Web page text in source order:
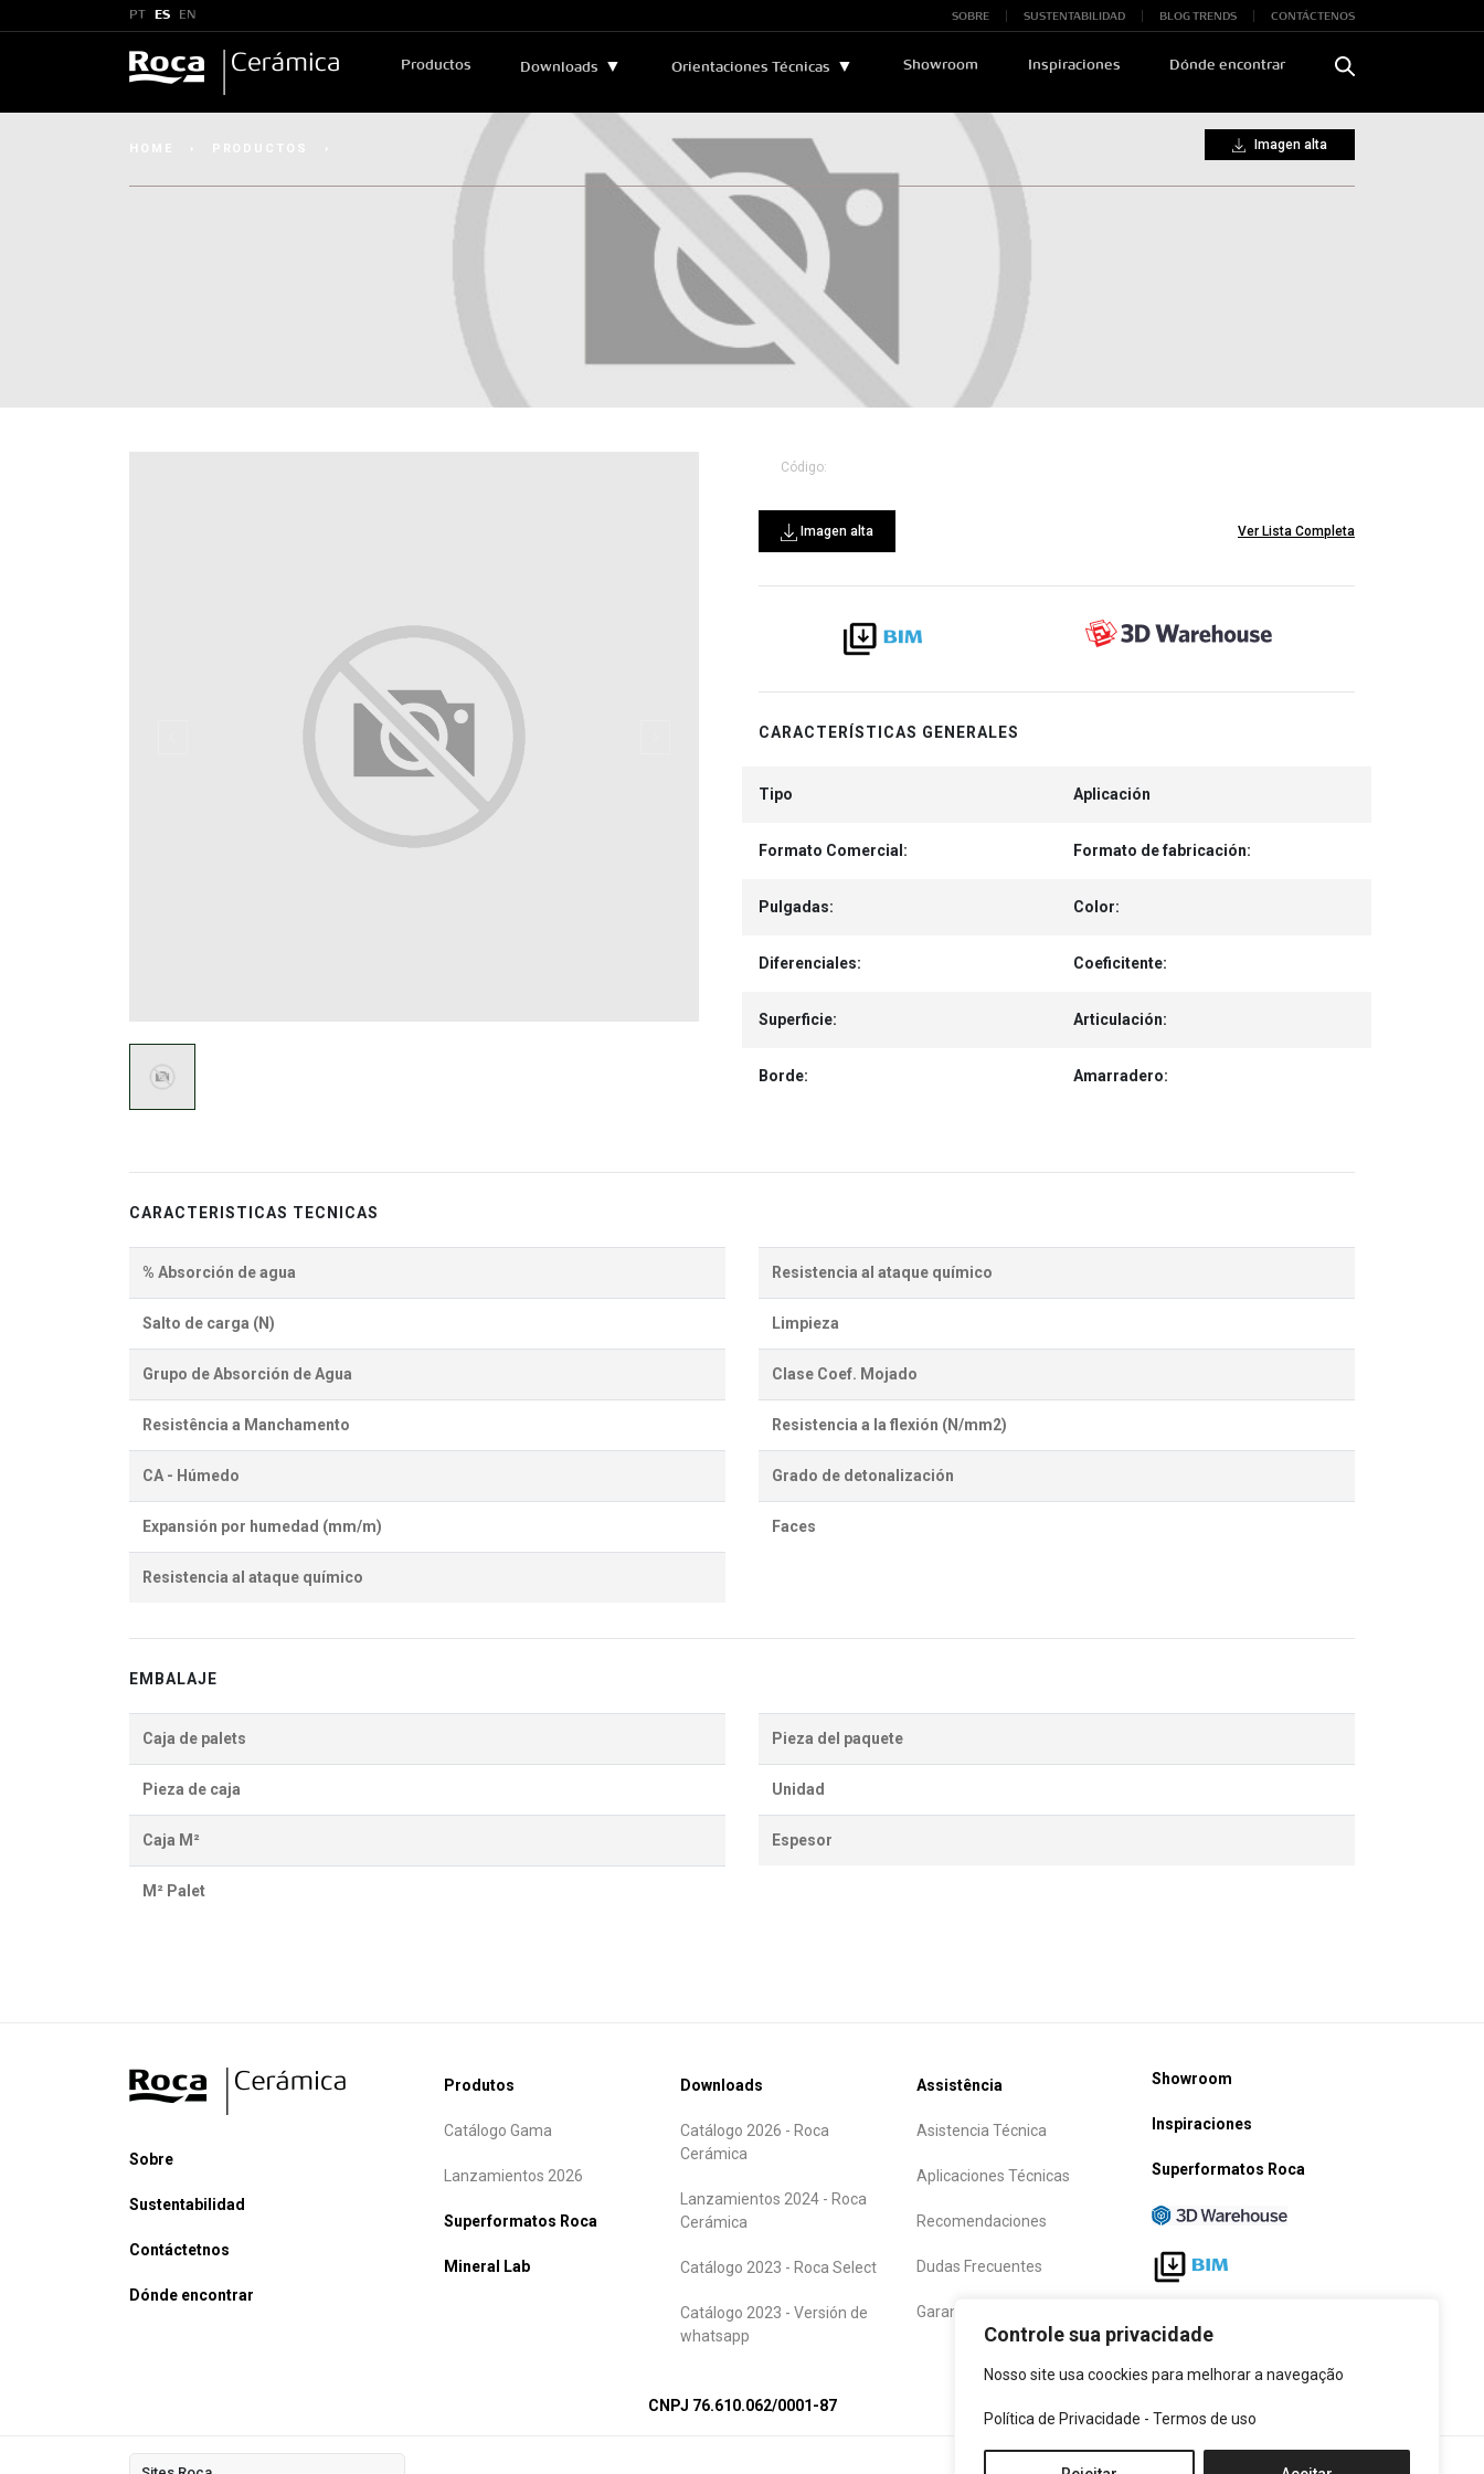
Controle sua privacidade
Nosso site usa coockies para melhorar a navegação
Política de Privacidade - Termos de uso
PT ES EN SOBRE SUSTENTABILIDAD BLOG TRENDS CONTÁCTENOS
Productos Downloads ▼
Boletines y Manuales ▼ Asistencia Técnica
Leyendas Técnicas
Sostenibilidad
Orientaciones Técnicas ▼ Showroom Inspiraciones Dónde encontrar
Imagen alta
Código:
Imagen alta Ver Lista Completa
CARACTERÍSTICAS GENERALES
Tipo Aplicación
Formato Comercial: Formato de fabricación:
Pulgadas: Color:
Diferenciales: Coeficitente:
Superficie: Articulación:
Borde: Amarradero:
CARACTERISTICAS TECNICAS
% Absorción de agua
Salto de carga (N)
Grupo de Absorción de Agua
Resistência a Manchamento
CA - Húmedo
Expansión por humedad (mm/m)
Resistencia al ataque químico
Resistencia al ataque químico
Limpieza
Clase Coef. Mojado
Resistencia a la flexión (N/mm2)
Grado de detonalización
Faces
EMBALAJE
Caja de palets
Pieza de caja
Caja M²
M² Palet
Pieza del paquete
Unidad
Espesor
Sobre
Sustentabilidad
Contáctetnos
Dónde encontrar
Produtos
Catálogo Gama
Lanzamientos 2026
Superformatos Roca
Mineral Lab
Downloads
Catálogo 2026 - Roca
Cerámica
Lanzamientos 2024 - Roca
Cerámica
Catálogo 2023 - Roca Select
Catálogo 2023 - Versión de
whatsapp
Assistência
Asistencia Técnica
Aplicaciones Técnicas
Recomendaciones
Dudas Frecuentes
Garantía
Showroom
Inspiraciones
Superformatos Roca
CNPJ 76.610.062/0001-87